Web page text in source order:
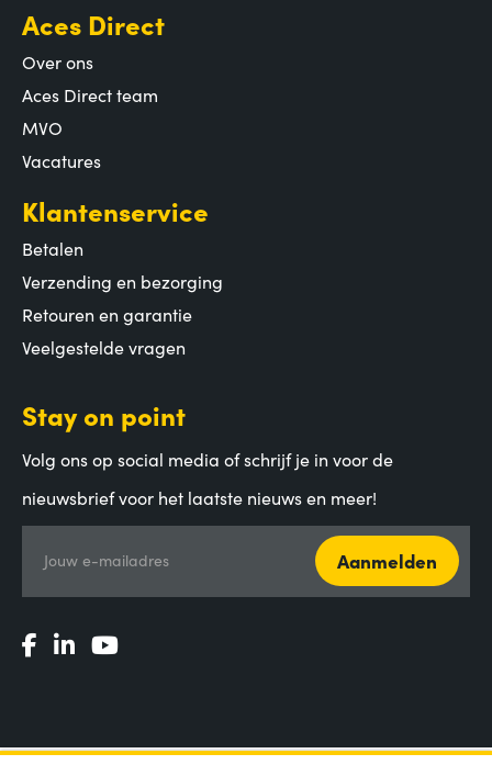
Aces Direct
Over ons
Aces Direct team
MVO
Vacatures
Klantenservice
Betalen
Verzending en bezorging
Retouren en garantie
Veelgestelde vragen
Stay on point
Volg ons op social media of schrijf je in voor de
nieuwsbrief voor het laatste nieuws en meer!
Jouw e-mailadres Aanmelden